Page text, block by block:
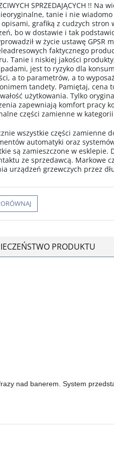
SPRZEDAJĄCYCH !!
tanie i nie
grafiką z cudzych stron
bo w dostawie i tak
w życie ustawę
faktycznego
Tanie i niskiej jakości
jest to ryzyko dla
a to parametrów, a to
tandety. Pamiętaj, cena
użytkowania. Tylko
zapewniają komfort pracy
części zamienne w kategorii
wszystkie części zamienne
automatyki oraz
są zamieszczone w
ze sprzedawcą. Markowe
urządzeń grzewczych przez
PRODUKTU
nad banerem. System